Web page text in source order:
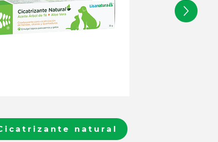
Crema de sábila
natural